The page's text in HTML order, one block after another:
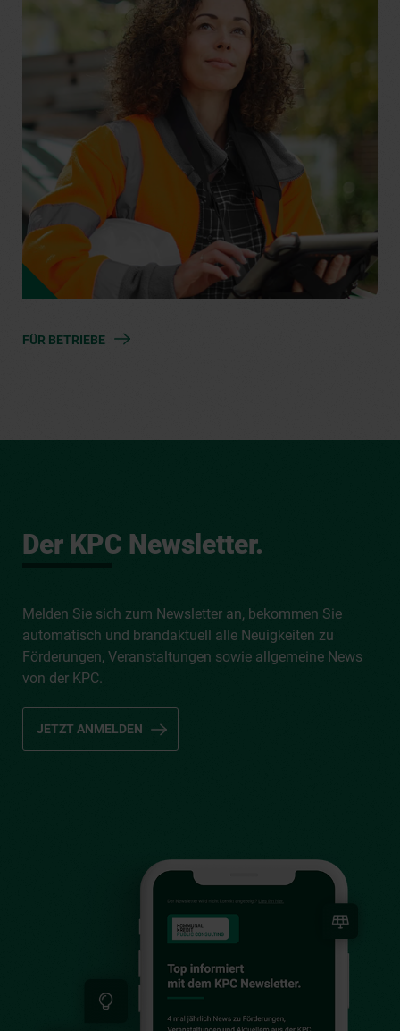
FÜR BETRIEBE
Der KPC Newsletter.
Melden Sie sich zum Newsletter an, bekommen Sie
automatisch und brandaktuell alle Neuigkeiten zu
Förderungen, Veranstaltungen sowie allgemeine News
von der KPC.
JETZT ANMELDEN